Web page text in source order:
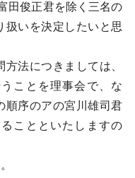
田俊正君を除く三名の
扱いを決定したいと思
法につきましては、
ことを理事会で、な
順序のアの宮川雄司君
ことといたしますの